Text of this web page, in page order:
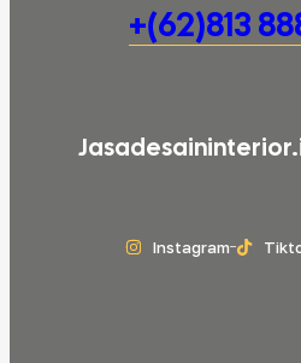
+(62)813
Instagram